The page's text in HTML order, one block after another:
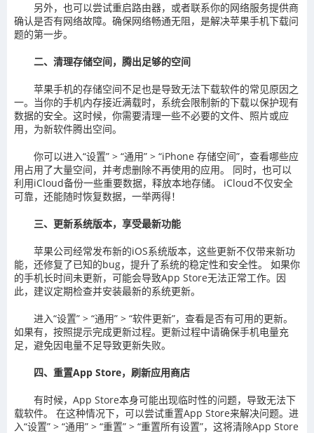
另外，也可以尝试重启路由器，或者联系你的网络服务提供商
确认是否有网络故障。确保网络畅通无阻，是解决苹果手机下载问
题的第一步。
二、清理存储空间，腾出足够的空间
苹果手机的存储空间不足也是导致无法下载软件的常见原因之
一。当你的手机内存接近满载时，系统会限制新的下载以保护现有
数据的安全。这时候，你需要清理一些不必要的文件、照片或应
用，为新软件腾出空间。
你可以进入“设置” > “通用” > “iPhone 存储空间”，查看哪些应
用占用了大量空间，并考虑删除不再使用的应用。 同时，也可以
利用iCloud备份一些重要数据，释放本地存储。 iCloud不仅安全
可靠，还能随时恢复数据，一举两得！
三、更新系统版本，享受最新功能
苹果公司经常发布新的iOS系统版本，这些更新不仅带来新功
能，还修复了已知的bug，提升了系统的稳定性和安全性。 如果你
的手机长时间未更新，可能会导致App Store无法正常工作。因
此，建议定期检查并安装最新的系统更新。
进入“设置” > “通用” > “软件更新”，查看是否有可用的更新。
如果有，按照提示完成更新过程。更新过程中请确保手机电量充
足，避免因电量不足导致更新失败。
四、重置App Store，刷新应用商店
有时候，App Store本身可能出现临时性的问题，导致无法下
载软件。 在这种情况下，可以尝试重置App Store来解决问题。进
入“设置” > “通用” > “重置” > “重置所有设置”，这将清除App Store